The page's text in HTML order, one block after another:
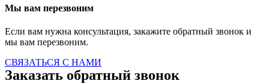
Мы вам перезвоним
Если вам нужна консультация, закажите обратный звонок и
мы вам перезвоним.
СВЯЗАТЬСЯ С НАМИ
Заказать обратный звонок